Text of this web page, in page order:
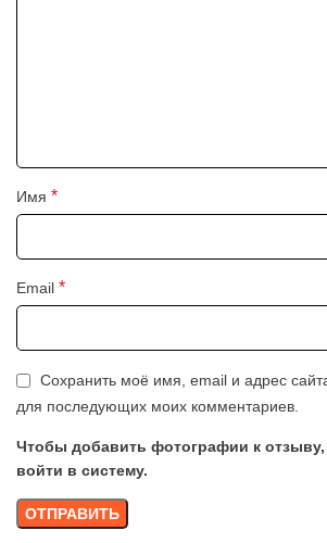
Имя *
Email *
Сохранить моё имя, email и адрес
для последующих моих комментариев.
Чтобы добавить фотографии к
войти в систему.